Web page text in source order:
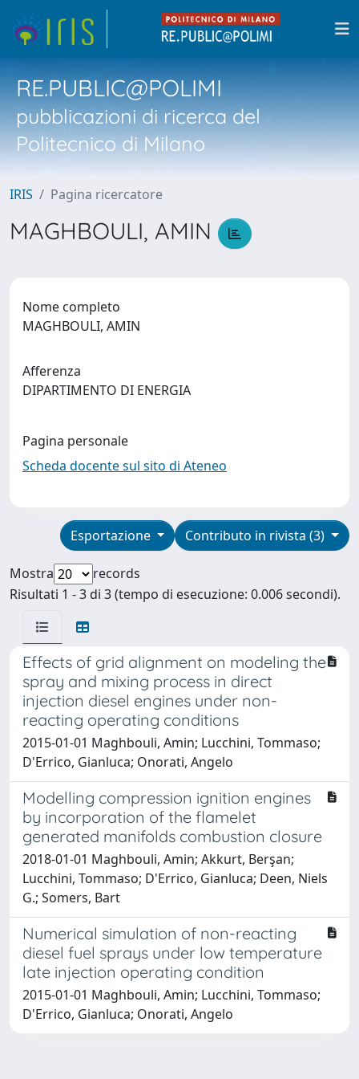
RE.PUBLIC@POLIMI
pubblicazioni di ricerca del
Politecnico di Milano
IRIS Pagina ricercatore
MAGHBOULI, AMIN
Nome completo
MAGHBOULI, AMIN
Afferenza
DIPARTIMENTO DI ENERGIA
Pagina personale
Scheda docente sul sito di Ateneo
Contributo in rivista (3)
Esportazione
Mostra
records
Risultati 1 - 3 di 3 (tempo di esecuzione: 0.006 secondi).
Effects of grid alignment on modeling the
spray and mixing process in direct
injection diesel engines under non-
reacting operating conditions
2015-01-01 Maghbouli, Amin; Lucchini, Tommaso;
D'Errico, Gianluca; Onorati, Angelo
Modelling compression ignition engines
by incorporation of the flamelet
generated manifolds combustion closure
2018-01-01 Maghbouli, Amin; Akkurt, Berşan;
Lucchini, Tommaso; D'Errico, Gianluca; Deen, Niels
G.; Somers, Bart
Numerical simulation of non-reacting
diesel fuel sprays under low temperature
late injection operating condition
2015-01-01 Maghbouli, Amin; Lucchini, Tommaso;
D'Errico, Gianluca; Onorati, Angelo